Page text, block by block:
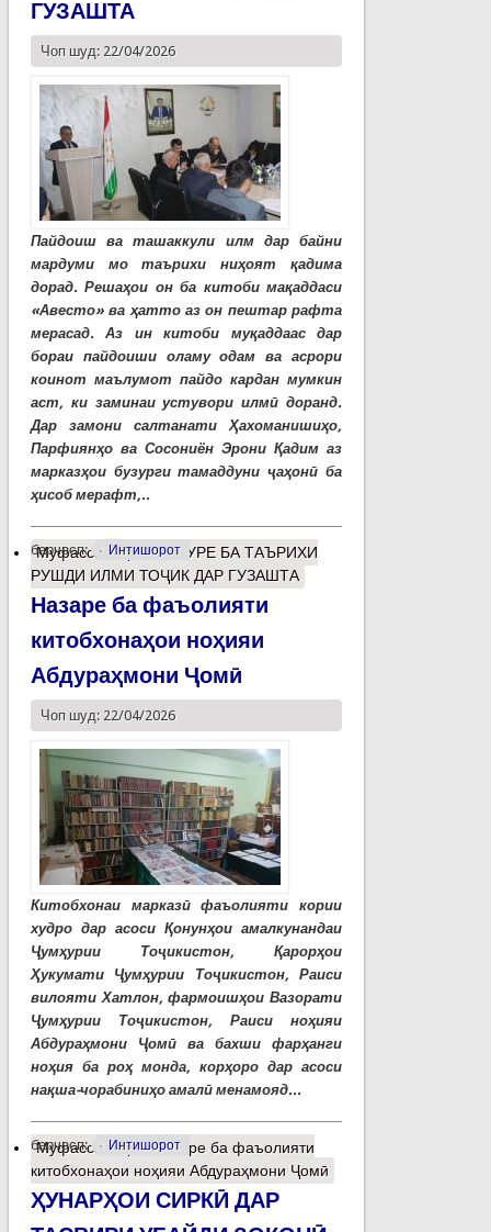
ГУЗАШТА
Чоп шуд: 22/04/2026
Пайдоиш ва ташаккули илм дар байни
мардуми мо таърихи ниҳоят қадима
дорад. Решаҳои он ба китоби мақаддаси
«Авесто» ва ҳатто аз он пештар рафта
мерасад. Аз ин китоби муқаддаас дар
бораи пайдоиши оламу одам ва асрори
коинот маълумот пайдо кардан мумкин
аст, ки заминаи устувори илмӣ доранд.
Дар замони салтанати Ҳахоманишиҳо,
Парфиянҳо ва Сосониён Эрони Қадим аз
марказҳои бузурги тамаддуни ҷаҳонӣ ба
ҳисоб мерафт,..
барчасп: Интишорот
Муфассалтаро МУРУРЕ БА ТАЪРИХИ
РУШДИ ИЛМИ ТОҶИК ДАР ГУЗАШТА
Назаре ба фаъолияти
китобхонаҳои ноҳияи
Абдураҳмони Ҷомӣ
Чоп шуд: 22/04/2026
Китобхонаи марказӣ фаъолияти кории
худро дар асоси Қонунҳои амалкунандаи
Ҷумҳурии Тоҷикистон, Қарорҳои
Ҳукумати Ҷумҳурии Тоҷикистон, Раиси
вилояти Хатлон, фармоишҳои Вазорати
Ҷумҳурии Тоҷикистон, Раиси ноҳияи
Абдураҳмони Ҷомӣ ва бахши фарҳанги
ноҳия ба роҳ монда, корҳоро дар асоси
нақша-чорабиниҳо амалӣ менамояд...
барчасп: Интишорот
Муфассалтаро Назаре ба фаъолияти
китобхонаҳои ноҳияи Абдураҳмони Ҷомӣ
ҲУНАРҲОИ СИРКӢ ДАР